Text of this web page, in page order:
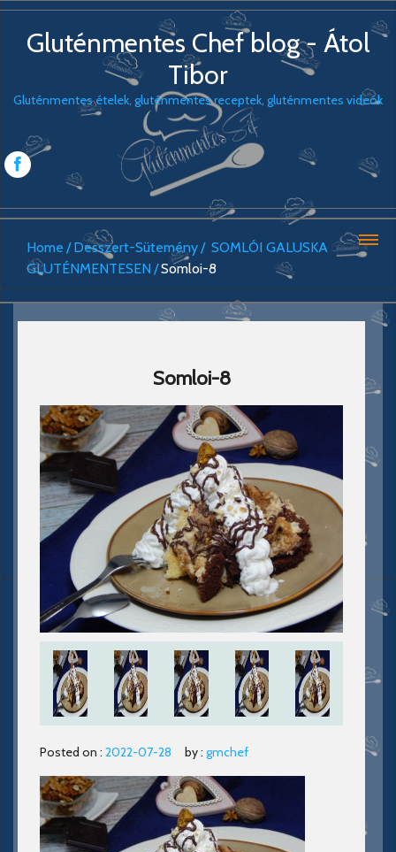
Gluténmentes Chef blog - Átol
Tibor
Gluténmentes ételek, gluténmentes receptek, gluténmentes videók
Home Desszert-Sütemény
SOMLÓI GALUSKA
GLUTÉNMENTESEN
Somloi-8
Somloi-8
Posted on : 2022-07-28 by : gmchef